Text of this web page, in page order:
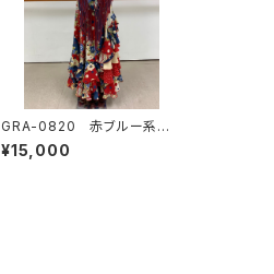
GRA-0820 赤ブルー系花
柄×水玉コンビツーピース
¥15,000